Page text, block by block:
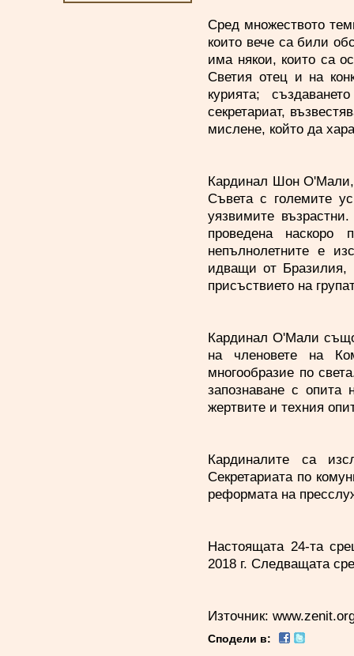
Сред множеството
които вече са били
има някои, които са
Светия отец и на
курията;
секретариат,
мислене, който да
Кардинал Шон О'Мали,
Съвета с големите
уязвимите
проведена наскоро
непълнолетните е
идващи от Бразилия,
присъствието на
Кардинал О'Мали също
на членовете на
многообразие по
запознаване с
жертвите и техния
Кардиналите са
Секретариата по
реформата на
Настоящата 24-та
2018 г. Следващата
Източник:
Сподели в: